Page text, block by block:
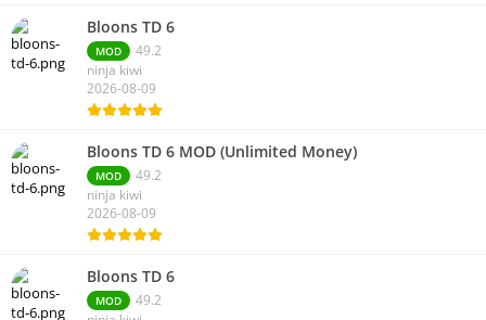
Bloons TD 6
MOD
49.2
ninja kiwi
2026-08-09
Bloons TD 6 MOD (Unlimited Money)
MOD
49.2
ninja kiwi
2026-08-09
Bloons TD 6
MOD
49.2